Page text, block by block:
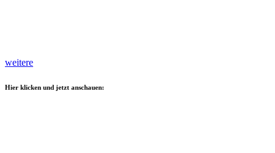
weitere
Hier klicken und jetzt anschauen: